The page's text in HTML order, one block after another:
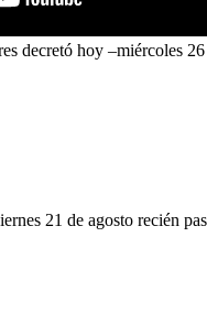
decretó hoy –miércoles
21 de agosto recién